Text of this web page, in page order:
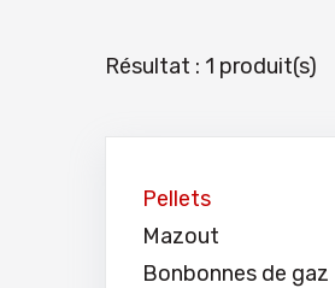
Résultat : 1 produit(s)
Pellets
Mazout
Bonbonnes de gaz